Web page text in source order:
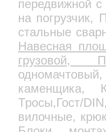
передвижной
на погрузчик,
стальные
Навесная
грузовой,
каменщика,
Тросы,Гост/
вилочные,